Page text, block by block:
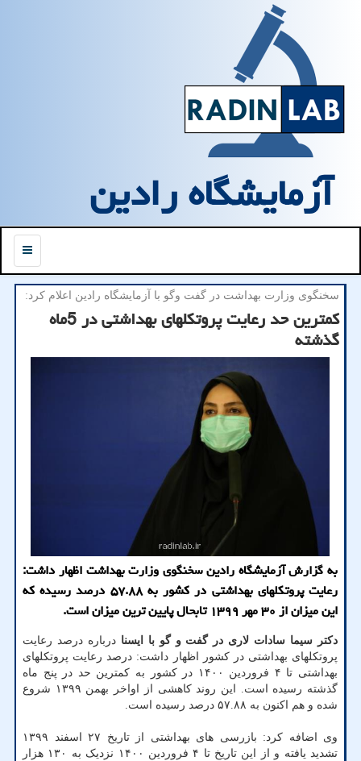
آزمایشگاه رادین
منو
سخنگوی وزارت بهداشت در گفت وگو با آزمایشگاه رادین اعلام كرد:
كمترین حد رعایت پروتكلهای بهداشتی در 5ماه
گذشته
به گزارش آزمایشگاه رادین سخنگوی وزارت بهداشت اظهار داشت:
رعایت پروتکلهای بهداشتی در کشور به ۵۷.۸۸ درصد رسیده که
این میزان از ۳۰ مهر ۱۳۹۹ تابحال پایین ترین میزان است.
دکتر سیما سادات لاری در گفت و گو با ایسنادرباره درصد رعایت
پروتکلهای بهداشتی در کشور اظهار داشت: درصد رعایت پروتکلهای
بهداشتی تا ۴ فروردین ۱۴۰۰ در کشور به کمترین حد در پنج ماه
گذشته رسیده است. این روند کاهشی از اواخر بهمن ۱۳۹۹ شروع
شده و هم اکنون به ۵۷.۸۸ درصد رسیده است.
وی اضافه کرد: بازرسی های بهداشتی از تاریخ ۲۷ اسفند ۱۳۹۹
تشدید یافته و از این تاریخ تا ۴ فروردین ۱۴۰۰ نزدیک به ۱۳۰ هزار